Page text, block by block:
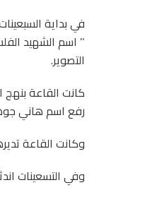
في بداية
‘’ اسم الشهيد
التصوير.
كانت القاعة
رفع اسم هاني
وكانت القاعة
وفي التسعينات